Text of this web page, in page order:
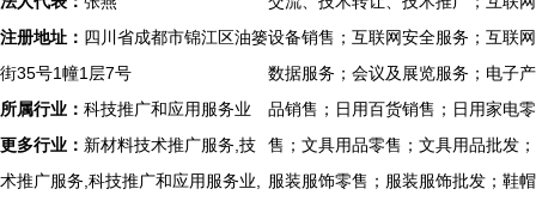
注册地址： 四川省成都市锦江区油篓
街35号1幢1层7号
所属行业： 科技推广和应用服务业
更多行业： 新材料技术推广服务,技
术推广服务,科技推广和应用服务业,
设备销售；互联网安全服务；互联网
数据服务；会议及展览服务；电子产
品销售；日用百货销售；日用家电零
售；文具用品零售；文具用品批发；
服装服饰零售；服装服饰批发；鞋帽